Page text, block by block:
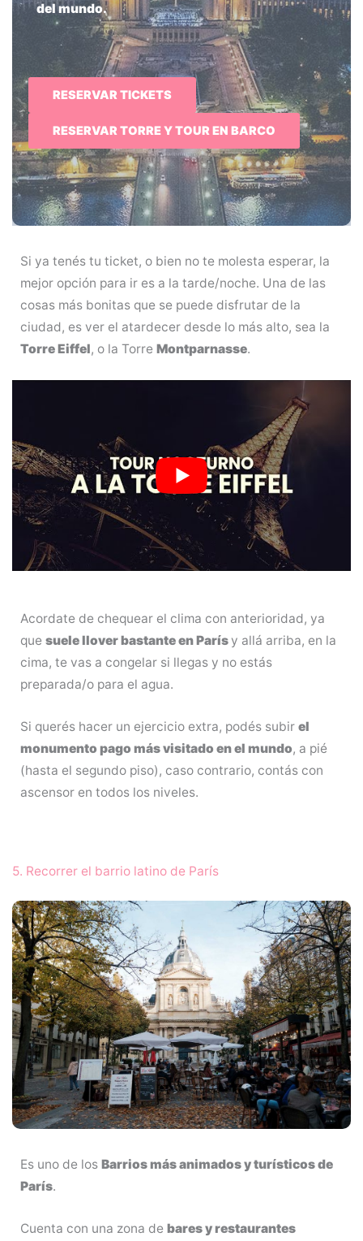
del mundo.
RESERVAR TICKETS
RESERVAR TORRE Y TOUR EN BARCO
Si ya tenés tu ticket, o bien no te molesta esperar, la
mejor opción para ir es a la tarde/noche. Una de las
cosas más bonitas que se puede disfrutar de la
ciudad, es ver el atardecer desde lo más alto, sea la
Torre Eiffel, o la Torre Montparnasse.
Acordate de chequear el clima con anterioridad, ya
que suele llover bastante en París y allá arriba, en la
cima, te vas a congelar si llegas y no estás
preparada/o para el agua.
Si querés hacer un ejercicio extra, podés subir el
monumento pago más visitado en el mundo, a pié
(hasta el segundo piso), caso contrario, contás con
ascensor en todos los niveles.
5. Recorrer el barrio latino de París
Es uno de los Barrios más animados y turísticos de
París.
Cuenta con una zona de bares y restaurantes